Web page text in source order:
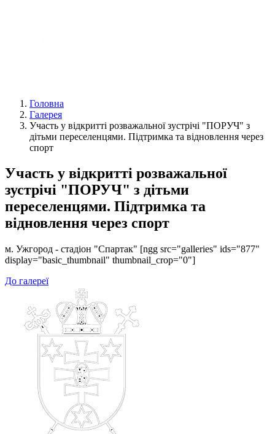
Головна
Галерея
Участь у відкритті розважальної зустрічі "ПОРУЧ" з
дітьми переселенцями. Підтримка та відновлення через
спорт
Участь у відкритті розважальної
зустрічі "ПОРУЧ" з дітьми
переселенцями. Підтримка та
відновлення через спорт
м. Ужгород - стадіон "Спартак" [ngg src="galleries" ids="877"
display="basic_thumbnail" thumbnail_crop="0"]
До галереї